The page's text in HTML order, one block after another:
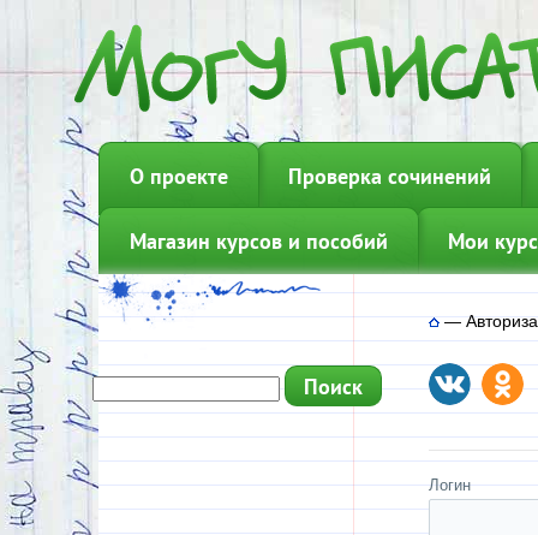
О проекте Проверка сочинений
Магазин курсов и пособий Мои
—
Логин